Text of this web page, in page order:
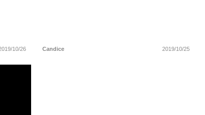
10/26 Candice 2019/10/25